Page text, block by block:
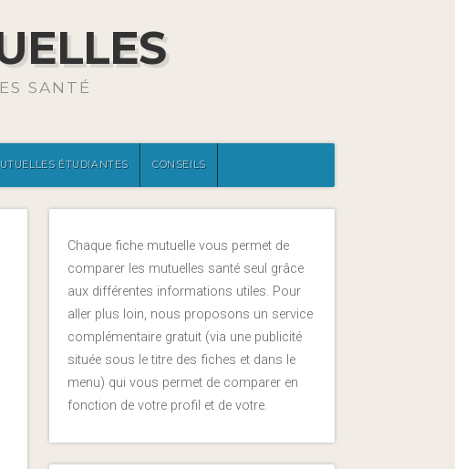
SANTÉ
ÉTUDIANTES CONSEILS
Chaque fiche mutuelle vous permet de
comparer les mutuelles santé seul grâce
aux différentes informations utiles. Pour
aller plus loin, nous proposons un service
complémentaire gratuit (via une publicité
située sous le titre des fiches et dans le
menu) qui vous permet de comparer en
fonction de votre profil et de votre.